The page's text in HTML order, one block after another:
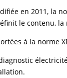
en 2011, la
le contenu,
à la norme